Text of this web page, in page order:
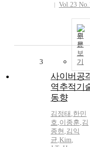
Vol.23
원
문
보
기
3
사이버공
역추적기
동향
김정태 ,한민
호,이종훈,김
종현 ,김익
균,Kim,